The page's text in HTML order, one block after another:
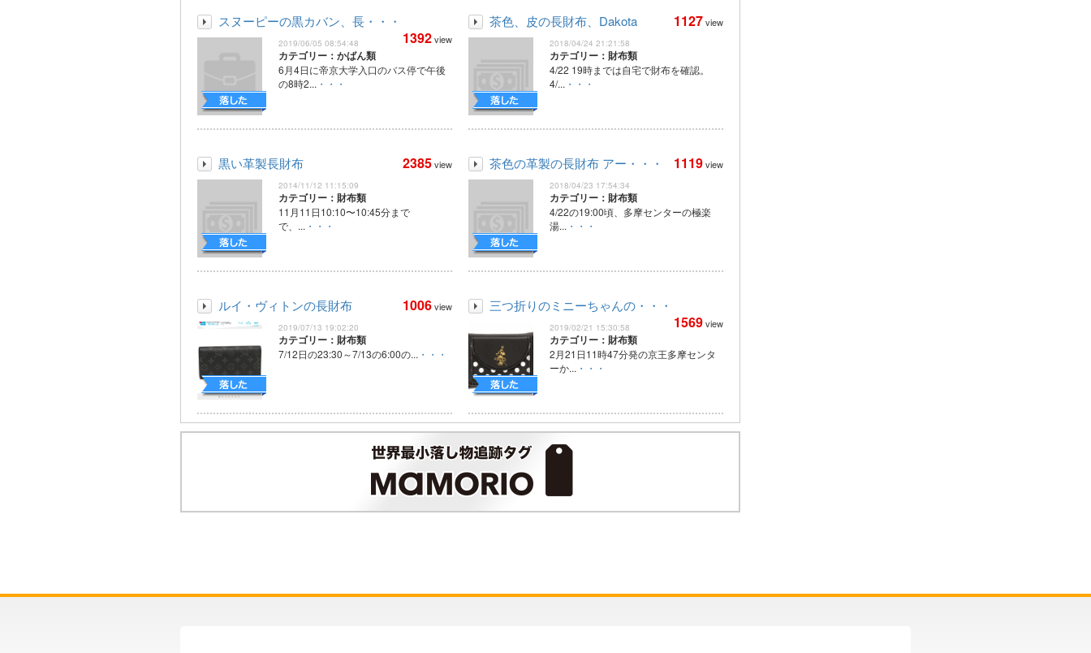
スヌーピーの黒カバン、長・・・
1392view
2019/06/05 08:54:48
カテゴリー：かばん類
6月4日に帝京大学入口のバス停で午後
の8時2... ・・・
茶色、皮の長財布、Dakota 1127view
2018/04/24 21:21:58
カテゴリー：財布類
4/22 19時までは自宅で財布を確認。
4/... ・・・
黒い革製長財布 2385view
2014/11/12 11:15:09
カテゴリー：財布類
11月11日10:10〜10:45分まで
で、... ・・・
茶色の革製の長財布 アー・・・ 1119view
2018/04/23 17:54:34
カテゴリー：財布類
4/22の19:00頃、多摩センターの極楽
湯... ・・・
ルイ・ヴィトンの長財布 1006view
2019/07/13 19:02:20
カテゴリー：財布類
7/12日の23:30～7/13の6:00の... ・・・
三つ折りのミニーちゃんの・・・
1569view
2019/02/21 15:30:58
カテゴリー：財布類
2月21日11時47分発の京王多摩センタ
ーか... ・・・